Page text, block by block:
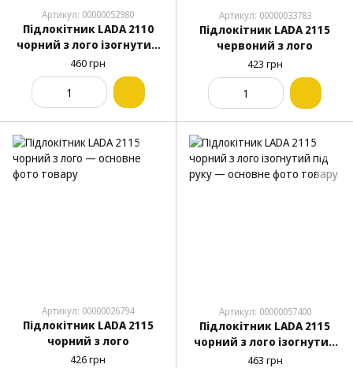
Артикул: 00000052980
Підлокітник LADA 2110
чорний з лого ізогнутий
під руку
460 грн
Артикул: 00000033783
Підлокітник LADA 2115
червоний з лого
423 грн
Артикул: 00000026794
Підлокітник LADA 2115
чорний з лого
426 грн
Артикул: 00000057400
Підлокітник LADA 2115
чорний з лого ізогнутий
під руку
463 грн